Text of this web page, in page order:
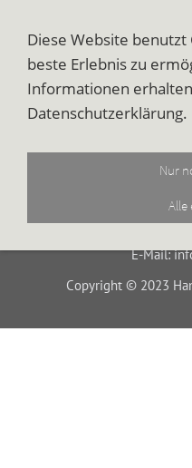
Impressum
E-Mail:
Copyright © 2023
Diese Website
beste Erlebnis zu
Informationen
Datenschutzerklärung.
Nur
Alle